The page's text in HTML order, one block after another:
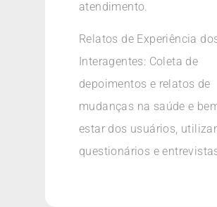
atendimento.
Relatos de Experiência
Interagentes: Coleta de
depoimentos e relatos de
mudanças na saúde e
estar dos usuários,
questionários e